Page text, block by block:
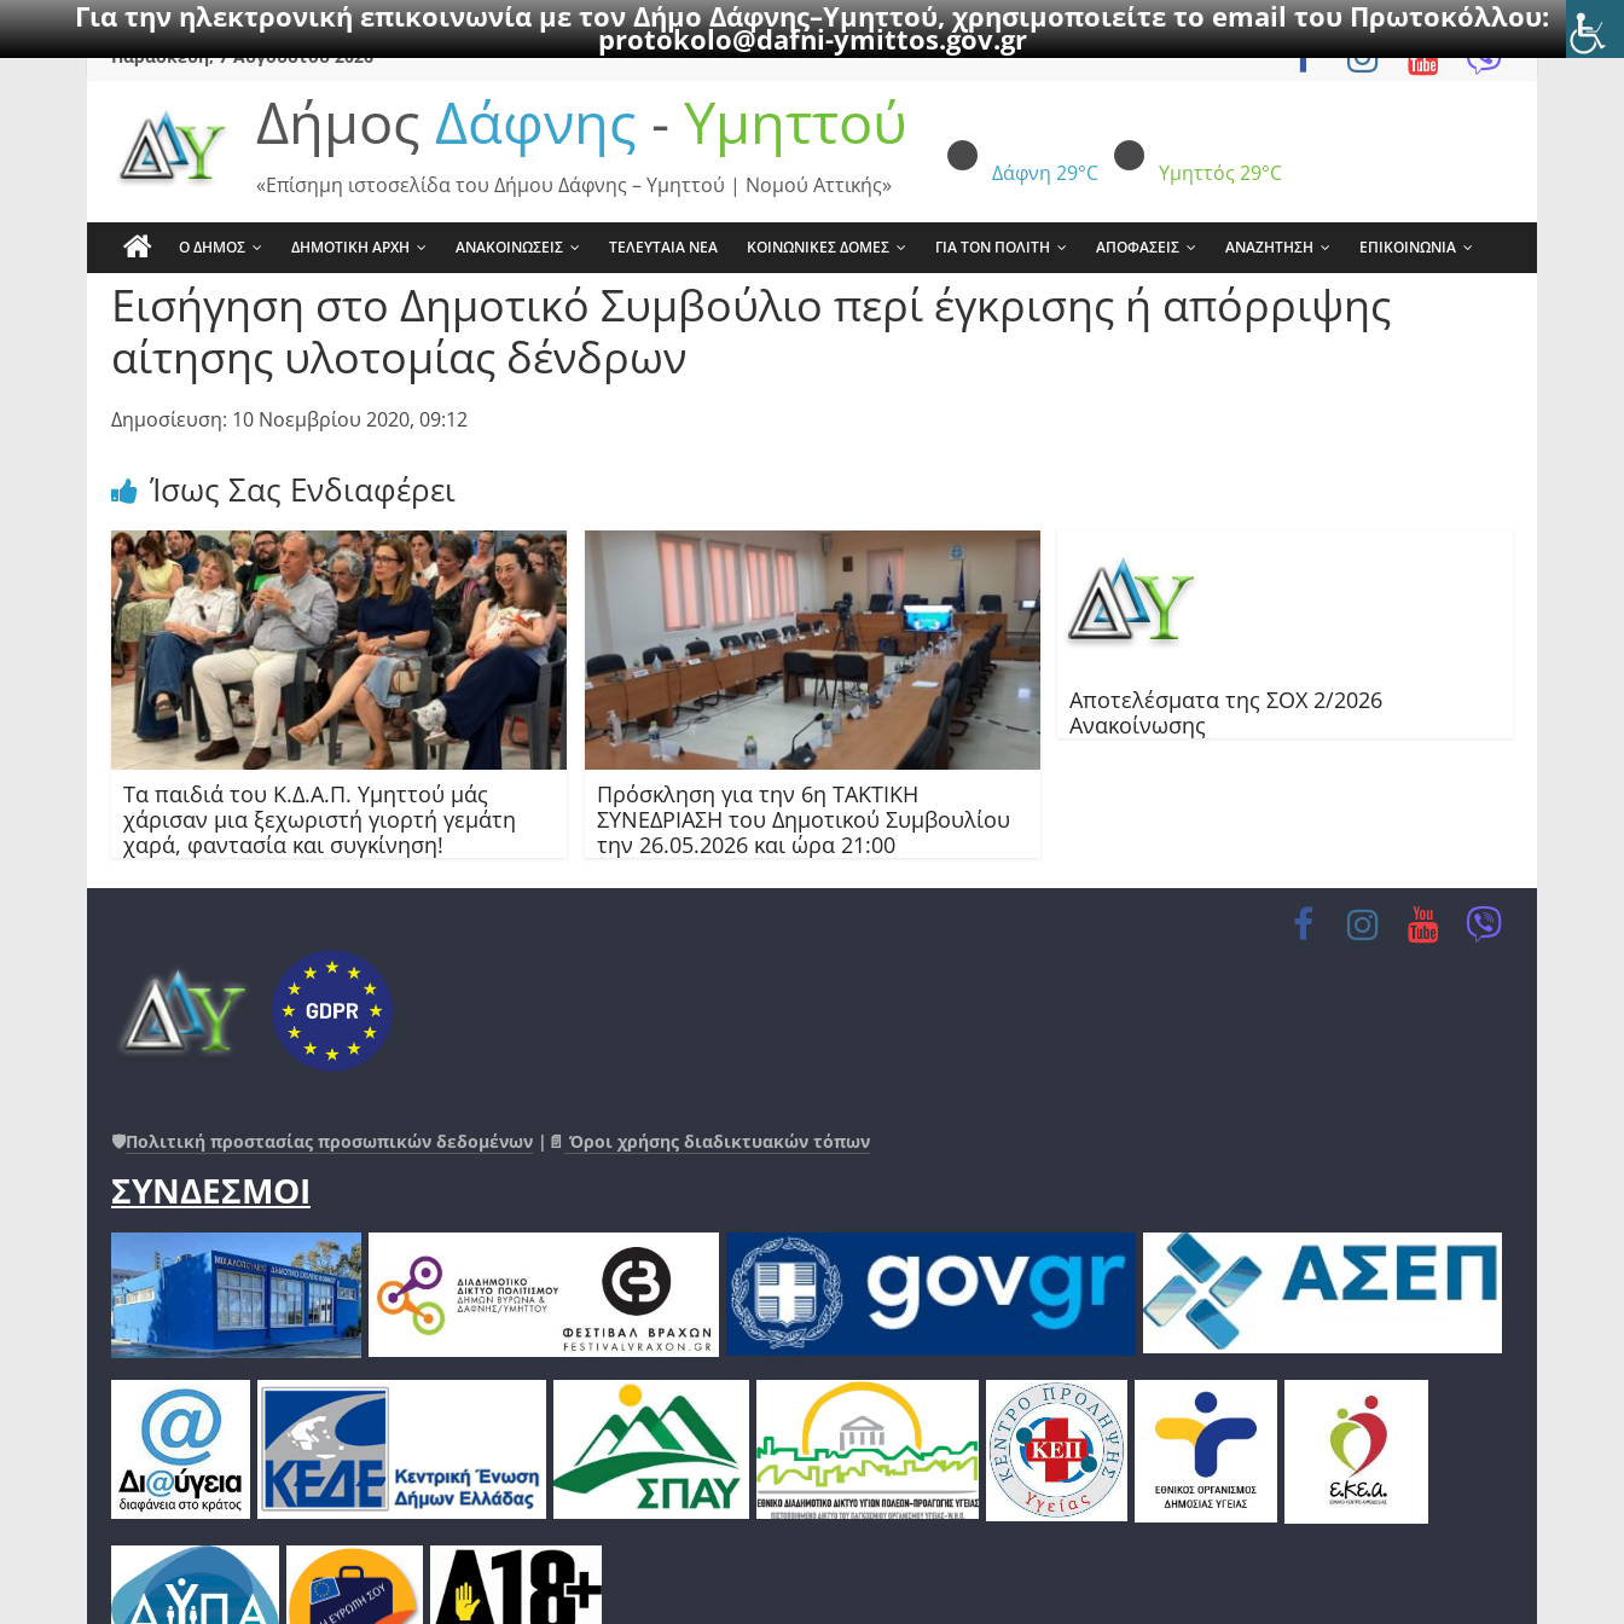
Για την ηλεκτρονική επικοινωνία με τον Δήμο Δάφνης–Υμηττού, χρησιμοποιείτε το email του Πρωτοκόλλου:
protokolo@dafni-ymittos.gov.gr
SkipΠαρασκευή, 7 Αυγούστου 2026
Δήμος Δάφνης - Υμηττού
Δάφνη 29°C Υμηττός 29°C
«Επίσημη ιστοσελίδα του Δήμου Δάφνης – Υμηττού | Νομού Αττικής»
Ο ΔΗΜΟΣ ΔΗΜΟΤΙΚΗ ΑΡΧΗ ΑΝΑΚΟΙΝΩΣΕΙΣ ΤΕΛΕΥΤΑΙΑ ΝΕΑ ΚΟΙΝΩΝΙΚΕΣ ΔΟΜΕΣ ΓΙΑ ΤΟΝ ΠΟΛΙΤΗ ΑΠΟΦΑΣΕΙΣ ΑΝΑΖΗΤΗΣΗ ΕΠΙΚΟΙΝΩΝΙΑ
Εισήγηση στο Δημοτικό Συμβούλιο περί έγκρισης ή απόρριψης
αίτησης υλοτομίας δένδρων
Δημοσίευση: 10 Νοεμβρίου 2020, 09:12
Ίσως Σας Ενδιαφέρει
Τα παιδιά του Κ.Δ.Α.Π. Υμηττού μάς
χάρισαν μια ξεχωριστή γιορτή γεμάτη
χαρά, φαντασία και συγκίνηση!
Πρόσκληση για την 6η ΤΑΚΤΙΚΗ
ΣΥΝΕΔΡΙΑΣΗ του Δημοτικού Συμβουλίου
την 26.05.2026 και ώρα 21:00
Αποτελέσματα της ΣΟΧ 2/2026
Ανακοίνωσης
🛡️Πολιτική προστασίας προσωπικών δεδομένων |📄 Όροι χρήσης διαδικτυακών τόπων
ΣΥΝΔΕΣΜΟΙ